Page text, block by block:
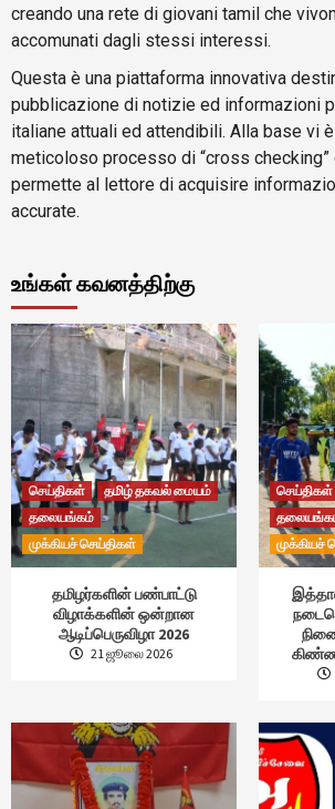
creando una rete di giovani tamil che
accomunati dagli stessi interessi.
Questa è una piattaforma innovativa
pubblicazione di notizie ed informazioni
italiane attuali ed attendibili. Alla base vi
meticoloso processo di “cross
permette al lettore di acquisire
accurate.
உங்கள் கவனத்திற்கு
செய்திகள்
தமிழ் தகவல் மையம்
தலையங்கம்
முக்கியச் செய்திகள்
தமிழர்களின் பண்பாட்டு
விழாக்களின் ஒன்றான
ஆடிப்பெருவிழா 2026
21 ஜூலை 2026
செய்திகள்
முக்கியச்